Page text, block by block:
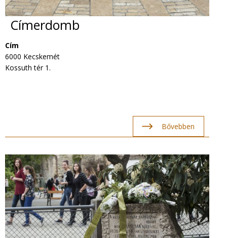
Címerdomb
Cím
6000 Kecskemét
Kossuth tér 1.
Bővebben